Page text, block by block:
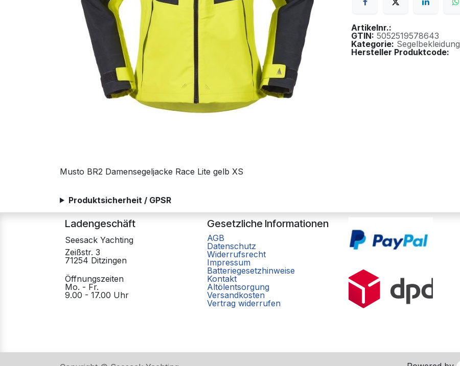
Artikelnr.:
GTIN: 5052519578643
Kategorie: Segelbekleidung
Hersteller Produktcode:
Musto BR2 Damensegeljacke Race Lite gelb XS
Produktsicherheit / GPSR
Ladengeschäft
Seesack Yachting
Zeißstr. 3
71254 Ditzingen
Öffnungszeiten
Mo. - Fr.
9.00 - 17.00 Uhr
Gesetzliche Informationen
AGB
Datenschutz
Widerrufsrecht
Impressum
Batteriegesetzhinweise
Kontakt
Altölentsorgung
Versandkosten
Vertrag widerrufen